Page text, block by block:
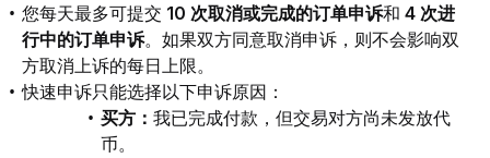
您每天最多可提交 10 次取消或完成的订单申诉和 4 次进
行中的订单申诉。如果双方同意取消申诉，则不会影响双
方取消上诉的每日上限。
快速申诉只能选择以下申诉原因：
买方： 我已完成付款，但交易对方尚未发放代
币。